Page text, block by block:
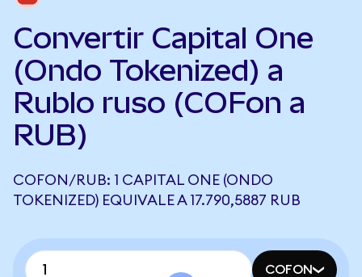
Convertir Capital One
(Ondo Tokenized) a
Rublo ruso (COFon a
RUB)
COFON/RUB: 1 CAPITAL ONE (ONDO
TOKENIZED) EQUIVALE A 17.790,5887 RUB
COFON